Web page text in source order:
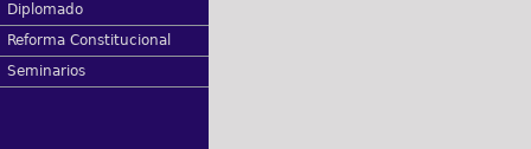
Diplomado
Reforma Constitucional
Seminarios